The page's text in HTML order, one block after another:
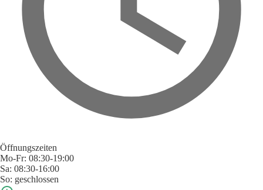
Öffnungszeiten
Mo-Fr: 08:30-19:00
Sa: 08:30-16:00
So: geschlossen